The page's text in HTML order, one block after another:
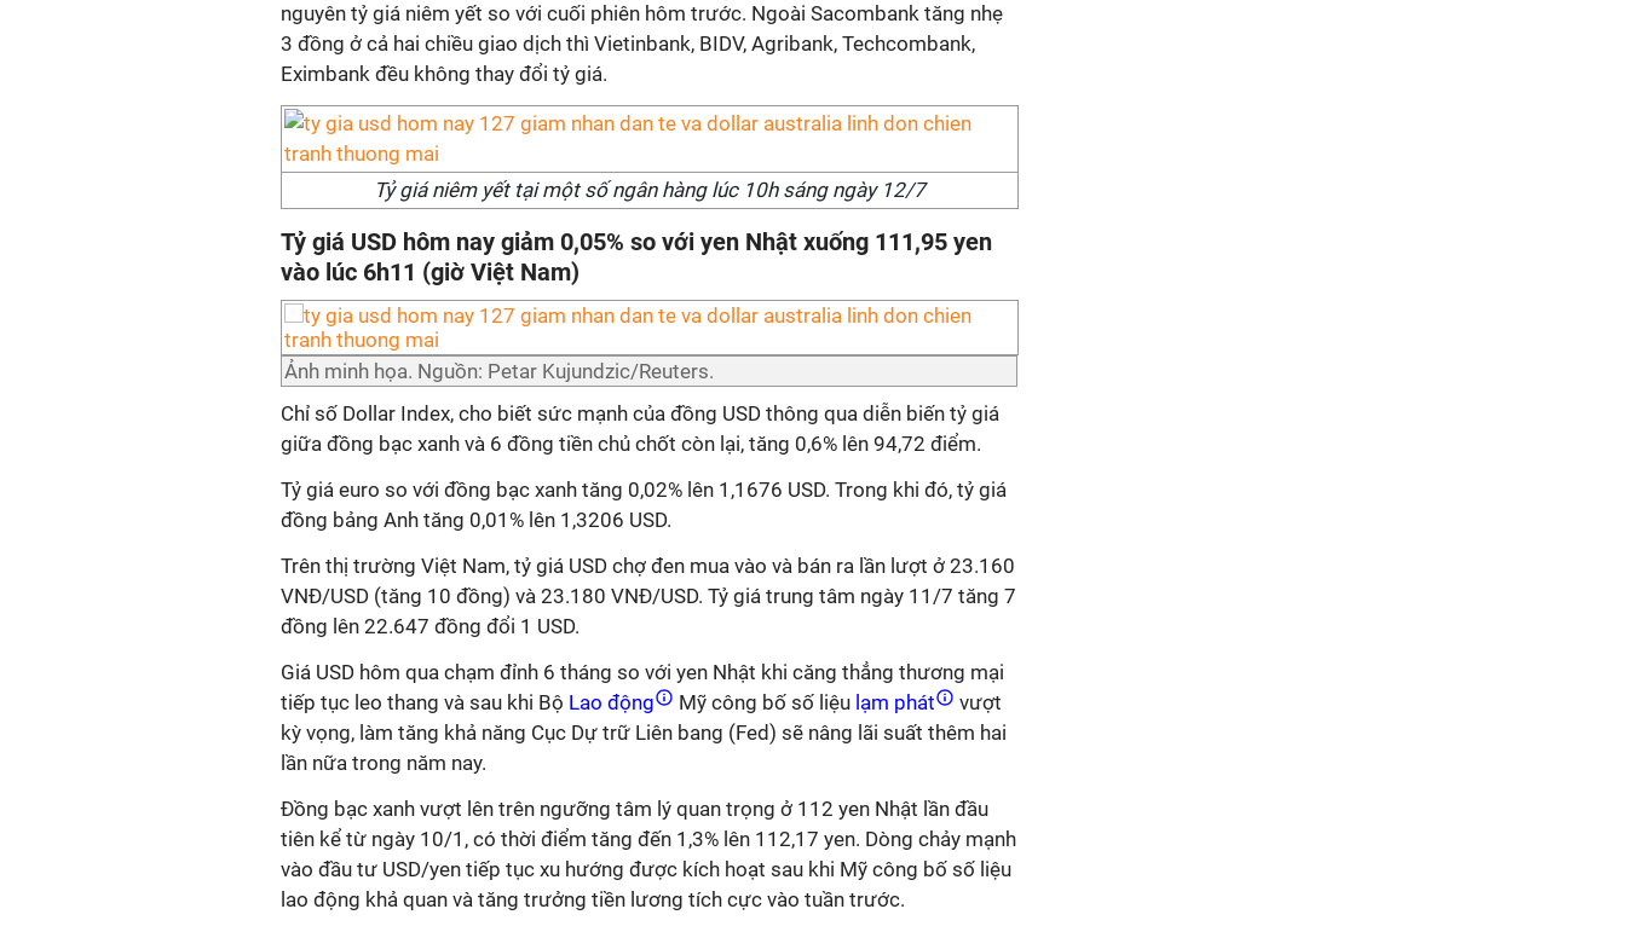
nguyên tỷ giá niêm yết so với cuối phiên hôm trước. Ngoài Sacombank tăng nhẹ
3 đồng ở cả hai chiều giao dịch thì Vietinbank, BIDV, Agribank, Techcombank,
Eximbank đều không thay đổi tỷ giá.
Tỷ giá niêm yết tại một số ngân hàng lúc 10h sáng ngày 12/7
Tỷ giá USD hôm nay giảm 0,05% so với yen Nhật xuống 111,95 yen
vào lúc 6h11 (giờ Việt Nam)
Ảnh minh họa. Nguồn: Petar Kujundzic/Reuters.
Chỉ số Dollar Index, cho biết sức mạnh của đồng USD thông qua diễn biến tỷ giá
giữa đồng bạc xanh và 6 đồng tiền chủ chốt còn lại, tăng 0,6% lên 94,72 điểm.
Tỷ giá euro so với đồng bạc xanh tăng 0,02% lên 1,1676 USD. Trong khi đó, tỷ giá
đồng bảng Anh tăng 0,01% lên 1,3206 USD.
Trên thị trường Việt Nam, tỷ giá USD chợ đen mua vào và bán ra lần lượt ở 23.160
VNĐ/USD (tăng 10 đồng) và 23.180 VNĐ/USD. Tỷ giá trung tâm ngày 11/7 tăng 7
đồng lên 22.647 đồng đổi 1 USD.
Giá USD hôm qua chạm đỉnh 6 tháng so với yen Nhật khi căng thẳng thương mại
tiếp tục leo thang và sau khi Bộ Lao động Mỹ công bố số liệu lạm phát
vượt
kỳ vọng, làm tăng khả năng Cục Dự trữ Liên bang (Fed) sẽ nâng lãi suất thêm hai
lần nữa trong năm nay.
Đồng bạc xanh vượt lên trên ngưỡng tâm lý quan trọng ở 112 yen Nhật lần đầu
tiên kể từ ngày 10/1, có thời điểm tăng đến 1,3% lên 112,17 yen. Dòng chảy mạnh
vào đầu tư USD/yen tiếp tục xu hướng được kích hoạt sau khi Mỹ công bố số liệu
lao động khả quan và tăng trưởng tiền lương tích cực vào tuần trước.